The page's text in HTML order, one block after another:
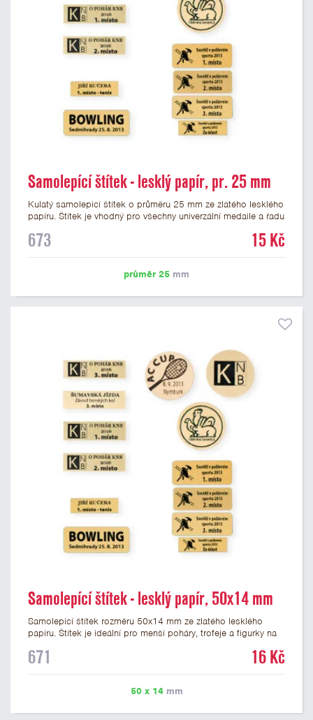
Samolepící štítek - lesklý papír, pr. 25 mm
Kulatý samolepicí štítek o průměru 25 mm ze zlatého lesklého
papíru. Štítek je vhodný pro všechny univerzální medaile a řadu
mm. Na štítek je možné vytisknout logo nebo text dle vašeho
673 15 Kč
průměr 25 mm
Samolepící štítek - lesklý papír, 50x14 mm
Samolepicí štítek rozměru 50x14 mm ze zlatého lesklého
papíru. Štítek je ideální pro menší poháry, trofeje a figurky na
libovolné logo nebo text. U textu doporučujeme maximálně 3
prvním kroku objednávky.
671 16 Kč
50 x 14mm